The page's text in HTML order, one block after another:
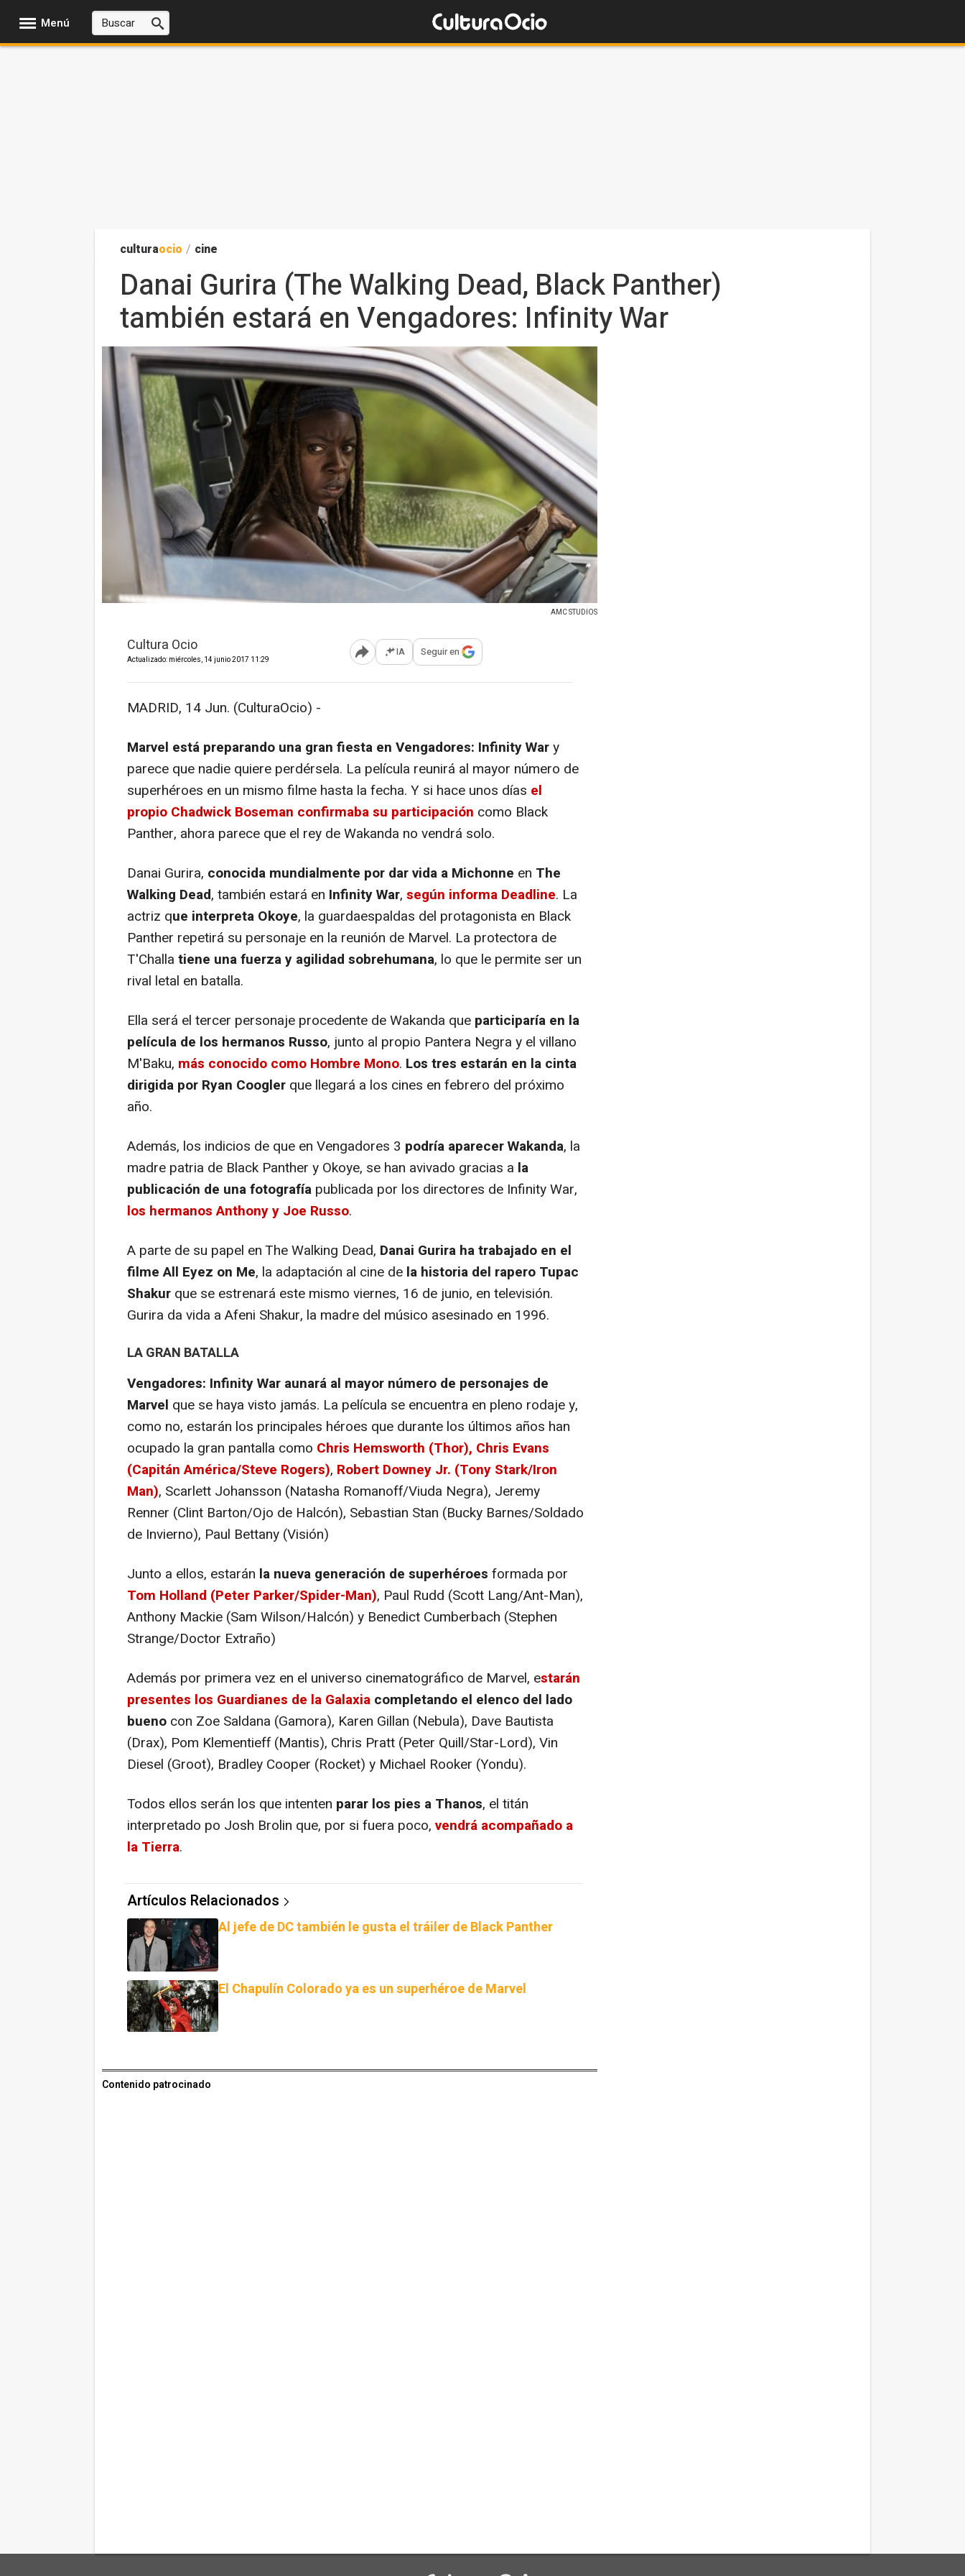
Menú
culturaocio / cine
Danai Gurira (The Walking Dead, Black Panther)
también estará en Vengadores: Infinity War
AMC STUDIOS
Cultura Ocio
Actualizado: miércoles, 14 junio 2017 11:29 Abrir opciones para compartir
IA Seguir en
MADRID, 14 Jun. (CulturaOcio) -
Marvel está preparando una gran fiesta en Vengadores: Infinity Wary
parece que nadie quiere perdérsela. La película reunirá al mayor número de
superhéroes en un mismo filme hasta la fecha. Y si hace unos días el
propio Chadwick Boseman confirmaba su participación como Black
Panther, ahora parece que el rey de Wakanda no vendrá solo.
Danai Gurira, conocida mundialmente por dar vida a Michonne en The
Walking Dead, también estará en Infinity War, según informa Deadline. La
actriz que interpreta Okoye, la guardaespaldas del protagonista en Black
Panther repetirá su personaje en la reunión de Marvel. La protectora de
T'Challa tiene una fuerza y agilidad sobrehumana, lo que le permite ser un
rival letal en batalla.
Ella será el tercer personaje procedente de Wakanda que participaría en la
película de los hermanos Russo, junto al propio Pantera Negra y el villano
M'Baku, más conocido como Hombre Mono. Los tres estarán en la cinta
dirigida por Ryan Coogler que llegará a los cines en febrero del próximo
año.
Además, los indicios de que en Vengadores 3 podría aparecer Wakanda, la
madre patria de Black Panther y Okoye, se han avivado gracias a la
publicación de una fotografía publicada por los directores de Infinity War,
los hermanos Anthony y Joe Russo.
A parte de su papel en The Walking Dead, Danai Gurira ha trabajado en el
filme All Eyez on Me, la adaptación al cine de la historia del rapero Tupac
Shakur que se estrenará este mismo viernes, 16 de junio, en televisión.
Gurira da vida a Afeni Shakur, la madre del músico asesinado en 1996.
LA GRAN BATALLA
Vengadores: Infinity War aunará al mayor número de personajes de
Marvel que se haya visto jamás. La película se encuentra en pleno rodaje y,
como no, estarán los principales héroes que durante los últimos años han
ocupado la gran pantalla como Chris Hemsworth (Thor), Chris Evans
(Capitán América/Steve Rogers), Robert Downey Jr. (Tony Stark/Iron
Man), Scarlett Johansson (Natasha Romanoff/Viuda Negra), Jeremy
Renner (Clint Barton/Ojo de Halcón), Sebastian Stan (Bucky Barnes/Soldado
de Invierno), Paul Bettany (Visión)
Junto a ellos, estarán la nueva generación de superhéroes formada por
Tom Holland (Peter Parker/Spider-Man), Paul Rudd (Scott Lang/Ant-Man),
Anthony Mackie (Sam Wilson/Halcón) y Benedict Cumberbach (Stephen
Strange/Doctor Extraño)
Además por primera vez en el universo cinematográfico de Marvel, estarán
presentes los Guardianes de la Galaxia completando el elenco del lado
bueno con Zoe Saldana (Gamora), Karen Gillan (Nebula), Dave Bautista
(Drax), Pom Klementieff (Mantis), Chris Pratt (Peter Quill/Star-Lord), Vin
Diesel (Groot), Bradley Cooper (Rocket) y Michael Rooker (Yondu).
Todos ellos serán los que intenten parar los pies a Thanos, el titán
interpretado po Josh Brolin que, por si fuera poco, vendrá acompañado a
la Tierra.
Artículos Relacionados
Al jefe de DC también le gusta el tráiler de Black Panther
El Chapulín Colorado ya es un superhéroe de Marvel
Contenido patrocinado